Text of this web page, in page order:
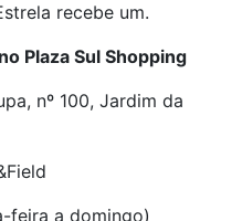
recebe um.
Plaza Sul Shopping
nº 100, Jardim da
feira a domingo)